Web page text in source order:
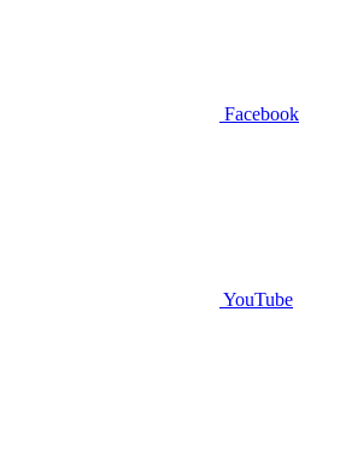
Facebook
YouTube